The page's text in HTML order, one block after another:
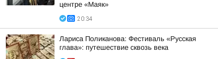
центре «Маяк»
20:34
Лариса Поликанова: Фестиваль «Русская
глава»: путешествие сквозь века